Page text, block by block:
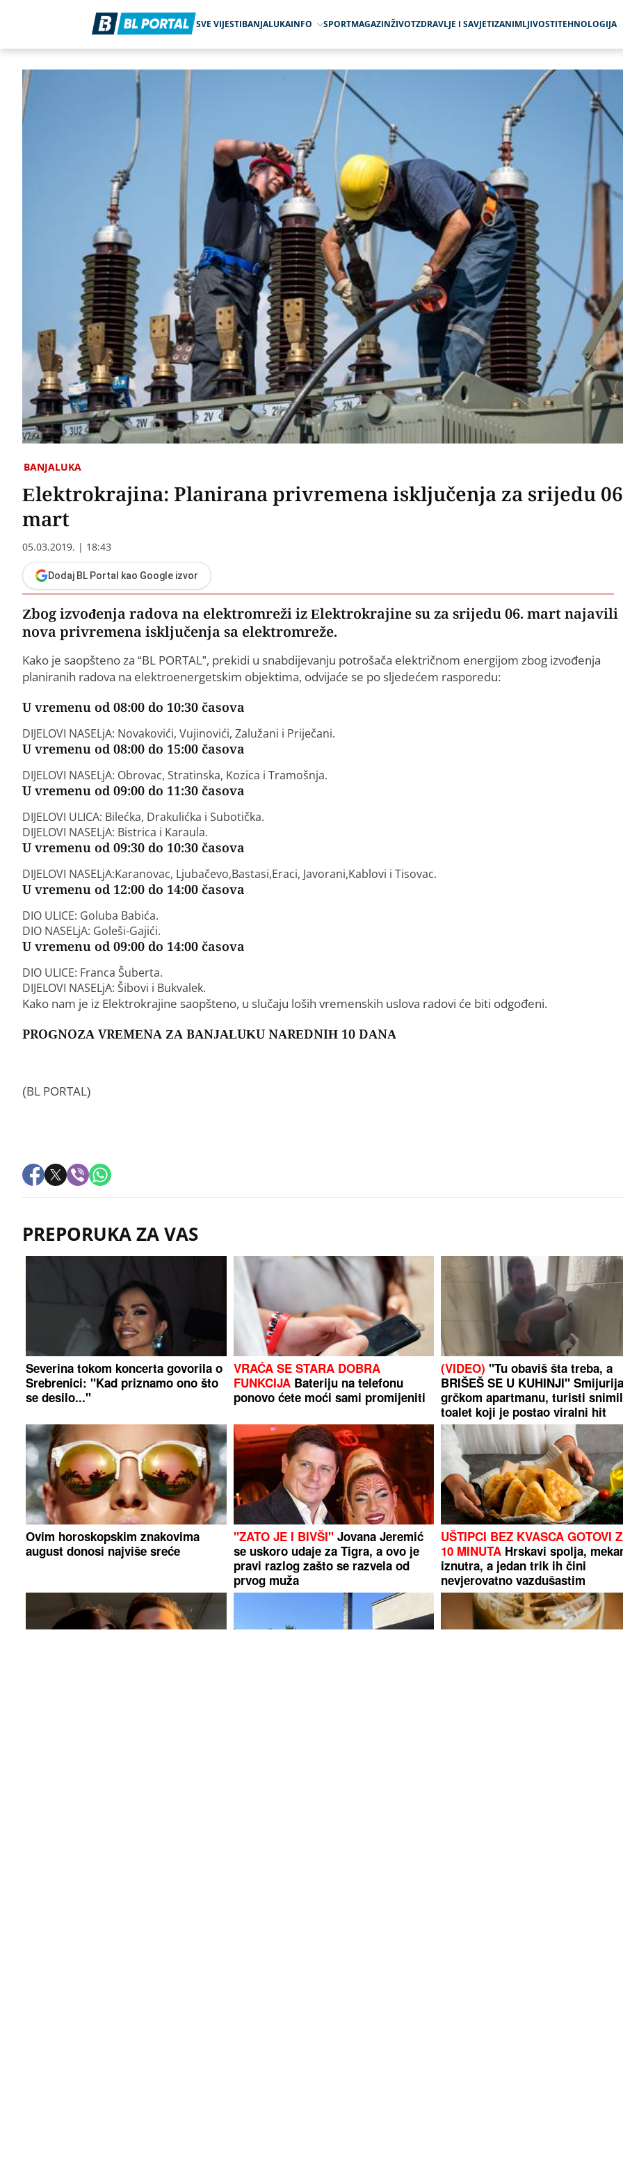
SVE VIJESTIBANJALUKAINFO SPORTMAGAZINŽIVOTZDRAVLJE I SAVJETIZANIMLJIVOSTITEHNOLOGIJA
BANJALUKA
Elektrokrajina: Planirana privremena isključenja za srijedu
mart
05.03.2019. | 18:43
Dodaj BL Portal kao Google izvor
Zbog izvođenja radova na elektromreži iz Elektrokrajine su za srijedu 06. mart najavili
nova privremena isključenja sa elektromreže.
Kako je saopšteno za “BL PORTAL”, prekidi u snabdijevanju potrošača električnom energijom zbog izvođenja
planiranih radova na elektroenergetskim objektima, odvijaće se po sljedećem rasporedu:
U vremenu od 08:00 do 10:30 časova
DIJELOVI NASELjA: Novakovići, Vujinovići, Zalužani i Priječani.
U vremenu od 08:00 do 15:00 časova
DIJELOVI NASELjA: Obrovac, Stratinska, Kozica i Tramošnja.
U vremenu od 09:00 do 11:30 časova
DIJELOVI ULICA: Bilećka, Drakulićka i Subotička.
DIJELOVI NASELjA: Bistrica i Karaula.
U vremenu od 09:30 do 10:30 časova
DIJELOVI NASELjA:Karanovac, Ljubačevo,Bastasi,Eraci, Javorani,Kablovi i Tisovac.
U vremenu od 12:00 do 14:00 časova
DIO ULICE: Goluba Babića.
DIO NASELjA: Goleši-Gajići.
U vremenu od 09:00 do 14:00 časova
DIO ULICE: Franca Šuberta.
DIJELOVI NASELjA: Šibovi i Bukvalek.
Kako nam je iz Elektrokrajine saopšteno, u slučaju loših vremenskih uslova radovi će biti odgođeni.
PROGNOZA VREMENA ZA BANJALUKU NAREDNIH 10 DANA
(BL PORTAL)
PREPORUKA ZA VAS
Severina tokom koncerta govorila o
Srebrenici: "Kad priznamo ono što
se desilo..."
VRAĆA SE STARA DOBRA
FUNKCIJABateriju na telefonu
ponovo ćete moći sami promijeniti
(VIDEO) "Tu obaviš šta treba, a
BRIŠEŠ SE U KUHINJI"
grčkom apartmanu, turisti
toalet koji je postao viralni hit
Ovim horoskopskim znakovima
august donosi najviše sreće
"ZATO JE I BIVŠI"Jovana Jeremić
se uskoro udaje za Tigra, a ovo je
pravi razlog zašto se razvela od
prvog muža
UŠTIPCI BEZ KVASCA GOTOVI
10 MINUTA Hrskavi spolja,
iznutra, a jedan trik ih čini
nevjerovatno vazdušastim